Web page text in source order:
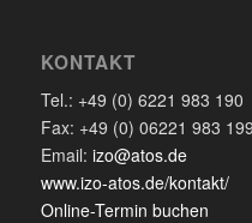
KONTAKT
Tel.: +49 (0) 6221 983 190
Fax: +49 (0) 06221 983 199
Email: izo@atos.de
www.izo-atos.de/kontakt/
Online-Termin buchen